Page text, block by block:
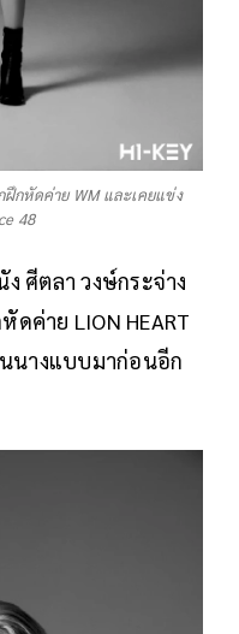
กหัดค่าย WM และเคยแข่ง
48
ศีตลา วงษ์กระจ่าง
ดค่าย LION HEART
นางแบบมาก่อนอีก